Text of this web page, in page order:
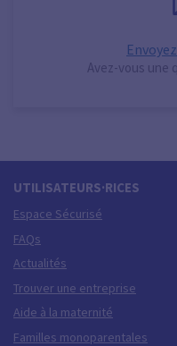
Avez-vous une
UTILISATEURS·RICES
Espace Sécurisé
FAQs
Actualités
Trouver une entreprise
Aide à la maternité
Familles monoparentales